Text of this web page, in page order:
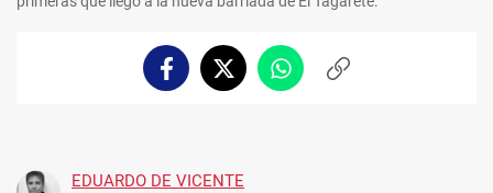
FacebookTwitterWhatsappCopiar
EDUARDO DE VICENTE